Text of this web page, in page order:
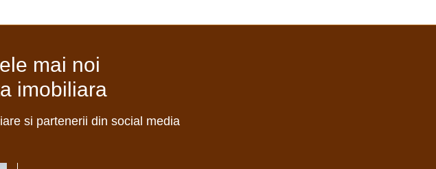
mai noi
imobiliara
si partenerii din social media